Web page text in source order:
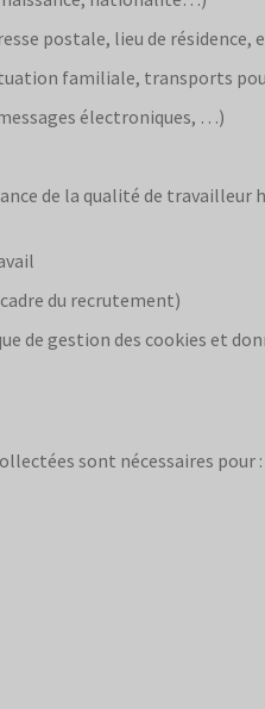
postale, lieu de
familiale, transports
électroniques, …)
de la qualité de
du recrutement)
de gestion des cookies et
sont nécessaires pour :